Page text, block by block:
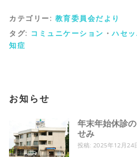
カテゴリー: 教育委員会だより
タグ: コミュニケーション ・ ハセ
知症
お知らせ
年末年始休診
せみ
投稿: 2025年12月24